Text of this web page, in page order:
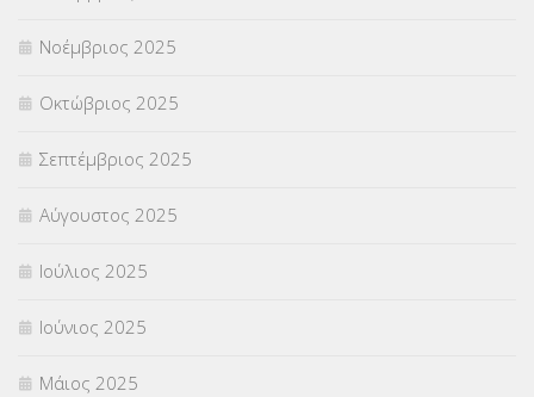
ΥΠΕΡΑΡΙΘΜΟΙ(1)
ΥΠΟΤΡΟΦΙΕΣ(28)
ΦΥΣΙΚΗ ΑΓΩΓΗ(692)
Χωρίς κατηγορία
Νοέμβριος 2025
Οκτώβριος 2025
Σεπτέμβριος 2025
Αύγουστος 2025
Ιούλιος 2025
Ιούνιος 2025
Μάιος 2025